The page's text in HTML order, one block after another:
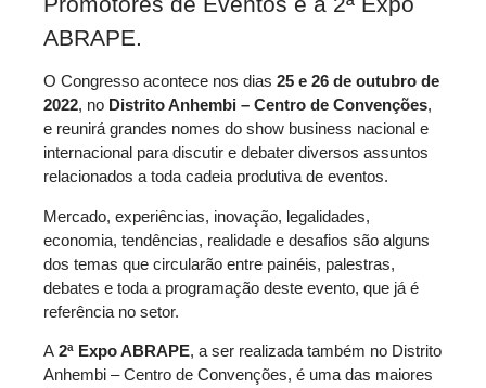
ABRAPE.
O Congresso acontece nos dias 25 e 26 de outubro de
2022, no Distrito Anhembi – Centro de Convenções,
e reunirá grandes nomes do show business nacional e
internacional para discutir e debater diversos assuntos
relacionados a toda cadeia produtiva de eventos.
Mercado, experiências, inovação, legalidades,
economia, tendências, realidade e desafios são alguns
dos temas que circularão entre painéis, palestras,
debates e toda a programação deste evento, que já é
referência no setor.
A 2ª Expo ABRAPE, a ser realizada também no Distrito
Anhembi – Centro de Convenções, é uma das maiores